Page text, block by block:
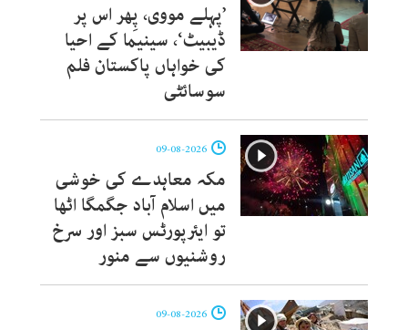
’پہلے مووی، پِھر اس پر
ڈیبیٹ‘، سینیما کے احیا
کی خواہاں پاکستان فلم
سوسائٹی
مکہ معاہدے کی خوشی
میں اسلام آباد جگمگا اٹھا
تو ایئرپورٹس سبز اور سرخ
روشنیوں سے منور